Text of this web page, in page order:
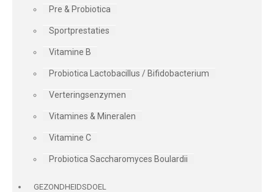
Pre & Probiotica
Sportprestaties
Vitamine B
Probiotica Lactobacillus / Bifidobacterium
Verteringsenzymen
Vitamines & Mineralen
Vitamine C
Probiotica Saccharomyces Boulardii
GEZONDHEIDSDOEL